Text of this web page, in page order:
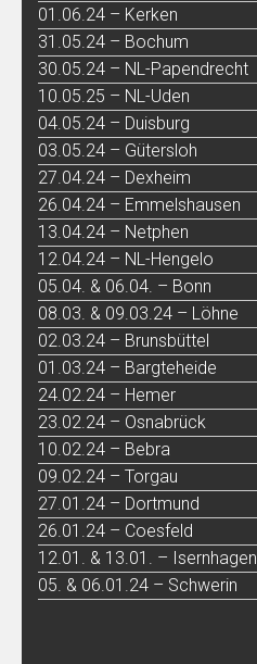
01.06.24 – Kerken
31.05.24 – Bochum
30.05.24 – NL-Papendrecht
10.05.25 – NL-Uden
04.05.24 – Duisburg
03.05.24 – Gütersloh
27.04.24 – Dexheim
26.04.24 – Emmelshausen
13.04.24 – Netphen
12.04.24 – NL-Hengelo
05.04. & 06.04. – Bonn
08.03. & 09.03.24 – Löhne
02.03.24 – Brunsbüttel
01.03.24 – Bargteheide
24.02.24 – Hemer
23.02.24 – Osnabrück
10.02.24 – Bebra
09.02.24 – Torgau
27.01.24 – Dortmund
26.01.24 – Coesfeld
12.01. & 13.01. – Isernhagen
05. & 06.01.24 – Schwerin